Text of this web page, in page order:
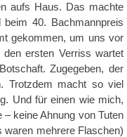
aufs Haus. Das machte
40. Bachmannpreis
gekommen, um uns vor
ersten Verriss wartet
Zugegeben, der
Trotzdem macht so viel
Und für einen wie mich,
keine Ahnung von Tuten
mehrere Flaschen)